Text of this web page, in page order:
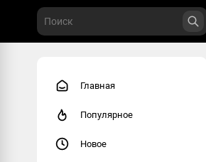
Главная
Популярное
Новое